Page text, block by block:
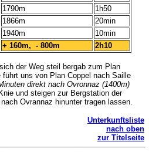
1790m
1h50
1866m
20min
1940m
10min
+ 160m, - 800m 2h10
der Weg steil bergab zum Plan
uns von Plan Coppel nach Saille
direkt nach Ovronnaz (1400m)
und steigen zur Bergstation der
Ovrannaz hinunter tragen lassen.
Unterkunftsliste
nach oben
zur Titelseite